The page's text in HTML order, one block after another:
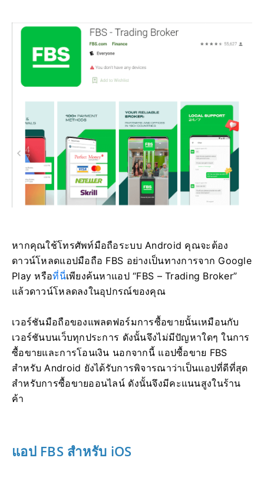
หากคุณใช้โทรศัพท์มือถือระบบ Android คุณจะต้อง
ดาวน์โหลดแอปมือถือ FBS อย่างเป็นทางการจาก Google
Play หรือที่นี่เพียงค้นหาแอป “FBS – Trading Broker”
แล้วดาวน์โหลดลงในอุปกรณ์ของคุณ
เวอร์ชันมือถือของแพลตฟอร์มการซื้อขายนั้นเหมือนกับ
เวอร์ชันบนเว็บทุกประการ ดังนั้นจึงไม่มีปัญหาใดๆ ในการ
ซื้อขายและการโอนเงิน นอกจากนี้ แอปซื้อขาย FBS
สำหรับ Android ยังได้รับการพิจารณาว่าเป็นแอปที่ดีที่สุด
สำหรับการซื้อขายออนไลน์ ดังนั้นจึงมีคะแนนสูงในร้าน
ค้า
แอป FBS สำหรับ iOS